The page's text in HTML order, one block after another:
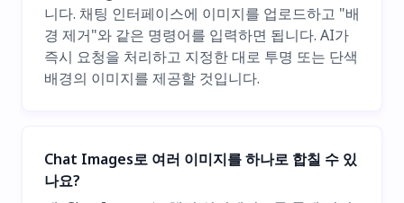
니다. 채팅 인터페이스에 이미지를 업로드하고 "배
경 제거"와 같은 명령어를 입력하면 됩니다. AI가
즉시 요청을 처리하고 지정한 대로 투명 또는 단색
배경의 이미지를 제공할 것입니다.
Chat Images로 여러 이미지를 하나로 합칠 수 있
나요?